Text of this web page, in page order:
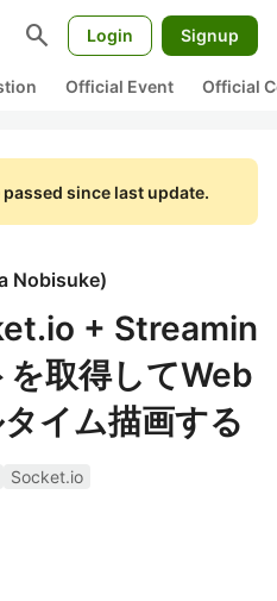
search Login Signup
Official Event Official
since last update.
Nobisuke)
+ Streamin
取得してWeb
イム描画する
Socket.io